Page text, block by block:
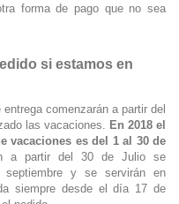
forma de pago que no sea
si estamos en
comenzarán a partir del
las vacaciones. En 2018 el
vacaciones es del 1 al 30 de
a partir del 30 de Julio se
y se servirán en
siempre desde el día 17 de